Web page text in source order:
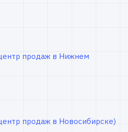
продаж в Нижнем
продаж в Новосибирске)